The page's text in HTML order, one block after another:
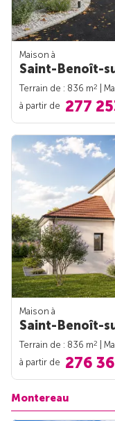
Maison à
Saint-Benoît-
Terrain de : 836 m2 |
à partir de 277
Maison à
Saint-Benoît-
Terrain de : 836 m2 |
à partir de 276
Montereau